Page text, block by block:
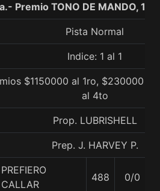
Premio TONO DE MANDO,
Pista Normal
Indice: 1 al 1
$1150000 al 1ro, $230000
al 4to
Prop. LUBRISHELL
Prep. J. HARVEY P.
PREFIERO
CALLAR
488 0/0